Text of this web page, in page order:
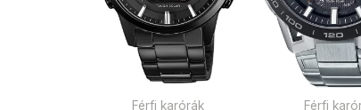
Férfi karórák Férfi